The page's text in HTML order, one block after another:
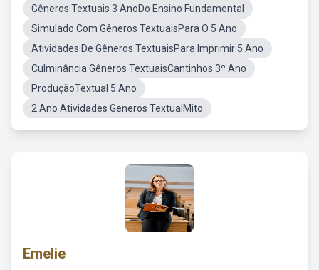
Gêneros Textuais 3 AnoDo Ensino Fundamental
Simulado Com Gêneros TextuaisPara O 5 Ano
Atividades De Gêneros TextuaisPara Imprimir 5 Ano
Culminância Gêneros TextuaisCantinhos 3º Ano
ProduçãoTextual 5 Ano
2 Ano Atividades Generos TextualMito
Emelie